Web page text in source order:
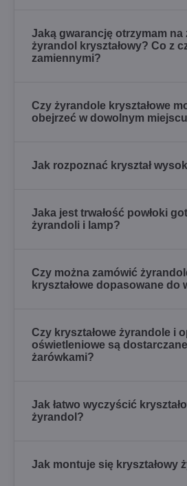
Jaką gwarancję otrzymam na
żyrandol kryształowy? Co z
zamiennymi?
Czy żyrandole kryształowe
obejrzeć w dowolnym
Jak rozpoznać kryształ
Jaka jest trwałość powłoki
żyrandoli i lamp?
Czy można zamówić
kryształowe dopasowane do
Czy kryształowe żyrandole i
oświetleniowe są
żarówkami?
Jak łatwo wyczyścić
żyrandol?
Jak montuje się kryształowy